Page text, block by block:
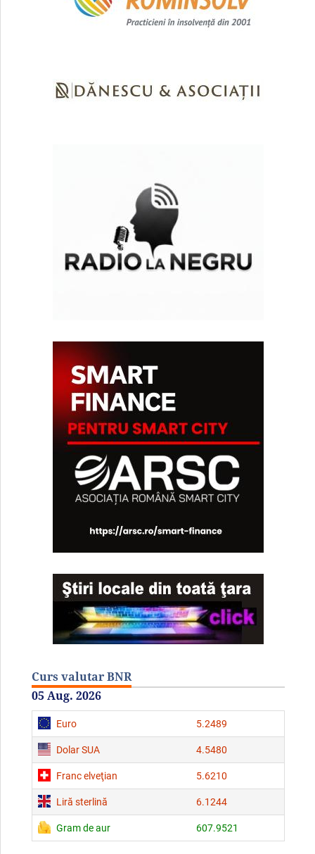
Curs valutar BNR
05 Aug. 2026
Euro 5.2489
Dolar SUA 4.5480
Franc elveţian 5.6210
Liră sterlină 6.1244
Gram de aur 607.9521